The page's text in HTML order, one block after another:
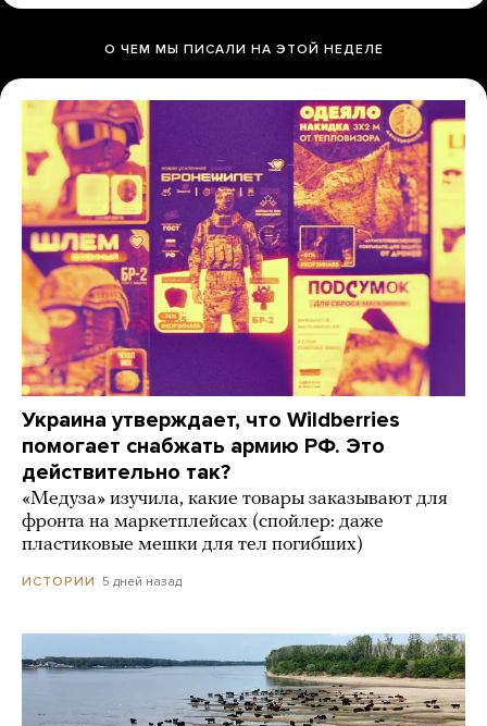
О ЧЕМ МЫ ПИСАЛИ НА ЭТОЙ НЕДЕЛЕ
Украина утверждает, что Wildberries
помогает снабжать армию РФ. Это
действительно так?
«Медуза» изучила, какие товары заказывают для
фронта на маркетплейсах (спойлер: даже
пластиковые мешки для тел погибших)
ИСТОРИИ 5 дней назад